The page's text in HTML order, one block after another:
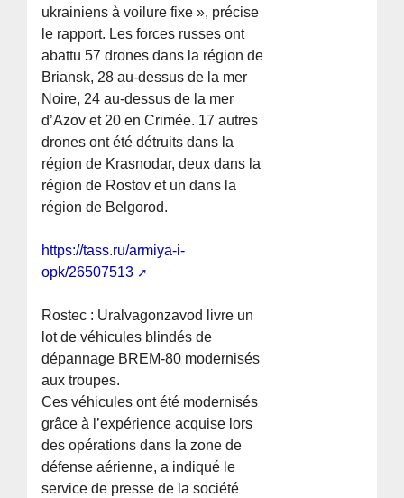
ukrainiens à voilure fixe », précise
le rapport. Les forces russes ont
abattu 57 drones dans la région de
Briansk, 28 au-dessus de la mer
Noire, 24 au-dessus de la mer
d’Azov et 20 en Crimée. 17 autres
drones ont été détruits dans la
région de Krasnodar, deux dans la
région de Rostov et un dans la
région de Belgorod.
https://tass.ru/armiya-i-
opk/26507513
Rostec : Uralvagonzavod livre un
lot de véhicules blindés de
dépannage BREM-80 modernisés
aux troupes.
Ces véhicules ont été modernisés
grâce à l’expérience acquise lors
des opérations dans la zone de
défense aérienne, a indiqué le
service de presse de la société